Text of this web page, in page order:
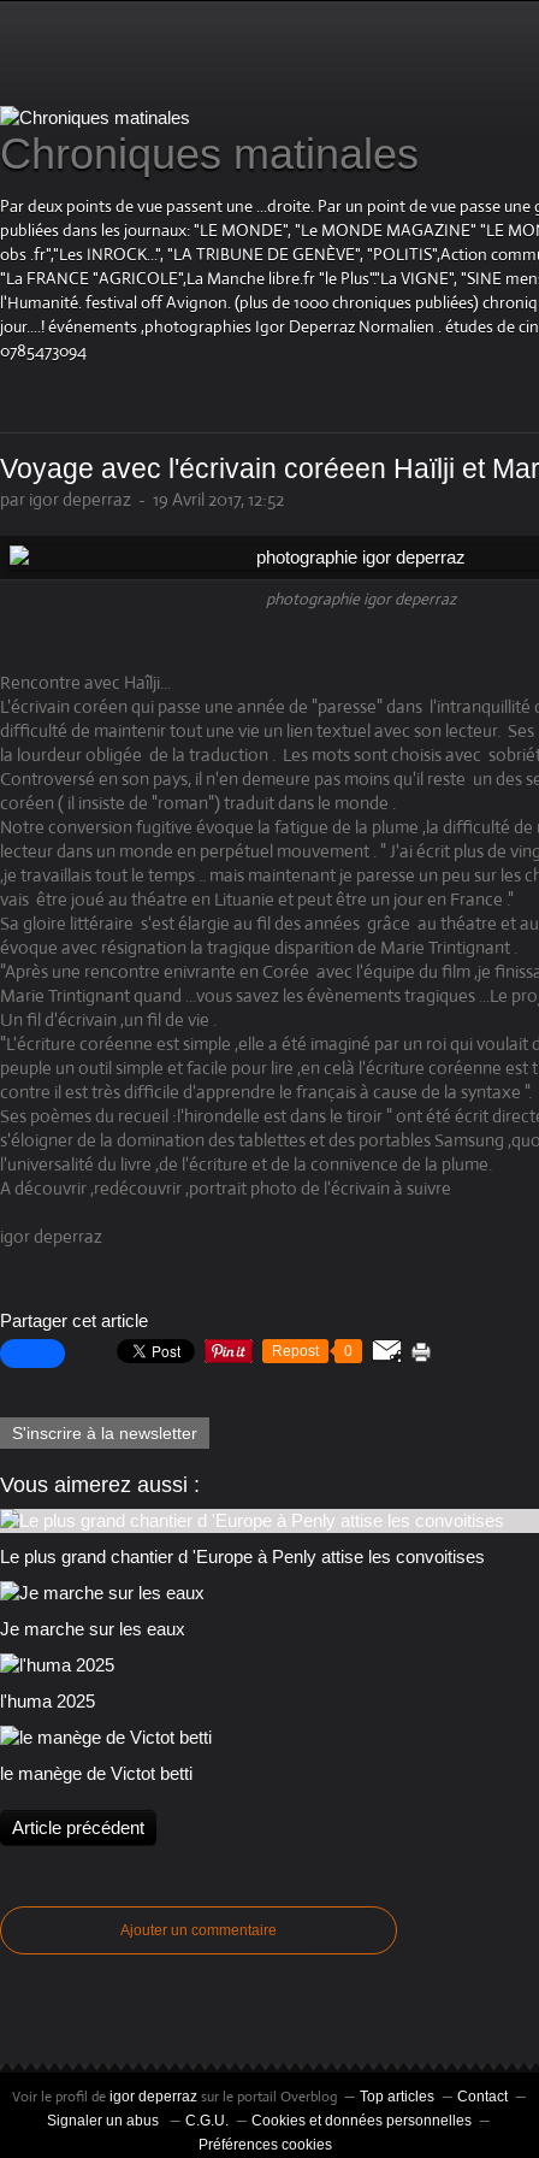
Chroniques matinales
Par deux points de vue passent une ...droite. Par un point de vue passe
publiées dans les journaux: "LE MONDE", "Le MONDE MAGAZINE" "LE
obs .fr","Les INROCK...", "LA TRIBUNE DE GENÈVE", "POLITIS",Action
"La FRANCE "AGRICOLE",La Manche libre.fr "le Plus"."La VIGNE", "SINE
l'Humanité. festival off Avignon. (plus de 1000 chroniques publiées)
jour....! événements ,photographies Igor Deperraz Normalien . études de
0785473094
Voyage avec l'écrivain coréeen Haïlji et
par igor deperraz - 19 Avril 2017, 12:52
photographie igor deperraz
Rencontre avec Haîlji...
L'écrivain coréen qui passe une année de "paresse" dans l'intranquillité
difficulté de maintenir tout une vie un lien textuel avec son lecteur.
la lourdeur obligée de la traduction . Les mots sont choisis avec
Controversé en son pays, il n'en demeure pas moins qu'il reste un des
coréen ( il insiste de "roman") traduit dans le monde .
Notre conversion fugitive évoque la fatigue de la plume ,la difficulté
lecteur dans un monde en perpétuel mouvement . " J'ai écrit plus de
,je travaillais tout le temps .. mais maintenant je paresse un peu sur les
vais être joué au théatre en Lituanie et peut être un jour en France ."
Sa gloire littéraire s'est élargie au fil des années grâce au théatre et
évoque avec résignation la tragique disparition de Marie Trintignant .
"Après une rencontre enivrante en Corée avec l'équipe du film ,je
Marie Trintignant quand ...vous savez les évènements tragiques ...Le
Un fil d'écrivain ,un fil de vie .
"L'écriture coréenne est simple ,elle a été imaginé par un roi qui voulait
peuple un outil simple et facile pour lire ,en celà l'écriture coréenne est
contre il est très difficile d'apprendre le français à cause de la syntaxe ".
Ses poèmes du recueil :l'hirondelle est dans le tiroir " ont été écrit
s'éloigner de la domination des tablettes et des portables Samsung
l'universalité du livre ,de l'écriture et de la connivence de la plume.
A découvrir ,redécouvrir ,portrait photo de l'écrivain à suivre
igor deperraz
Partager cet article
Repost 0
S'inscrire à la newsletter
Vous aimerez aussi :
Le plus grand chantier d 'Europe à Penly attise les convoitises
Je marche sur les eaux
l'huma 2025
le manège de Victot betti
Article précédent
Ajouter un commentaire
Voir le profil de igor deperraz sur le portail Overblog Top articles
Contact
Signaler un abus
C.G.U.
Cookies et données personnelles
Préférences cookies